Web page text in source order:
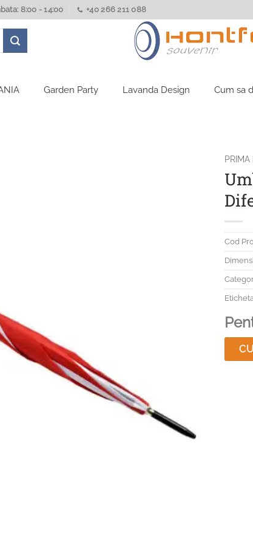
8:00 - 14:00 +40 266 211 088
Garden Party Lavanda Design Cum sa
PRIMA
Cod